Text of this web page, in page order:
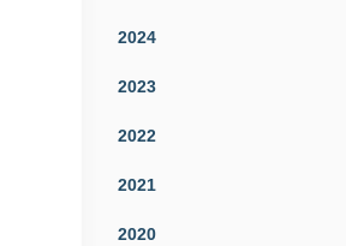
2024
2023
2022
2021
2020